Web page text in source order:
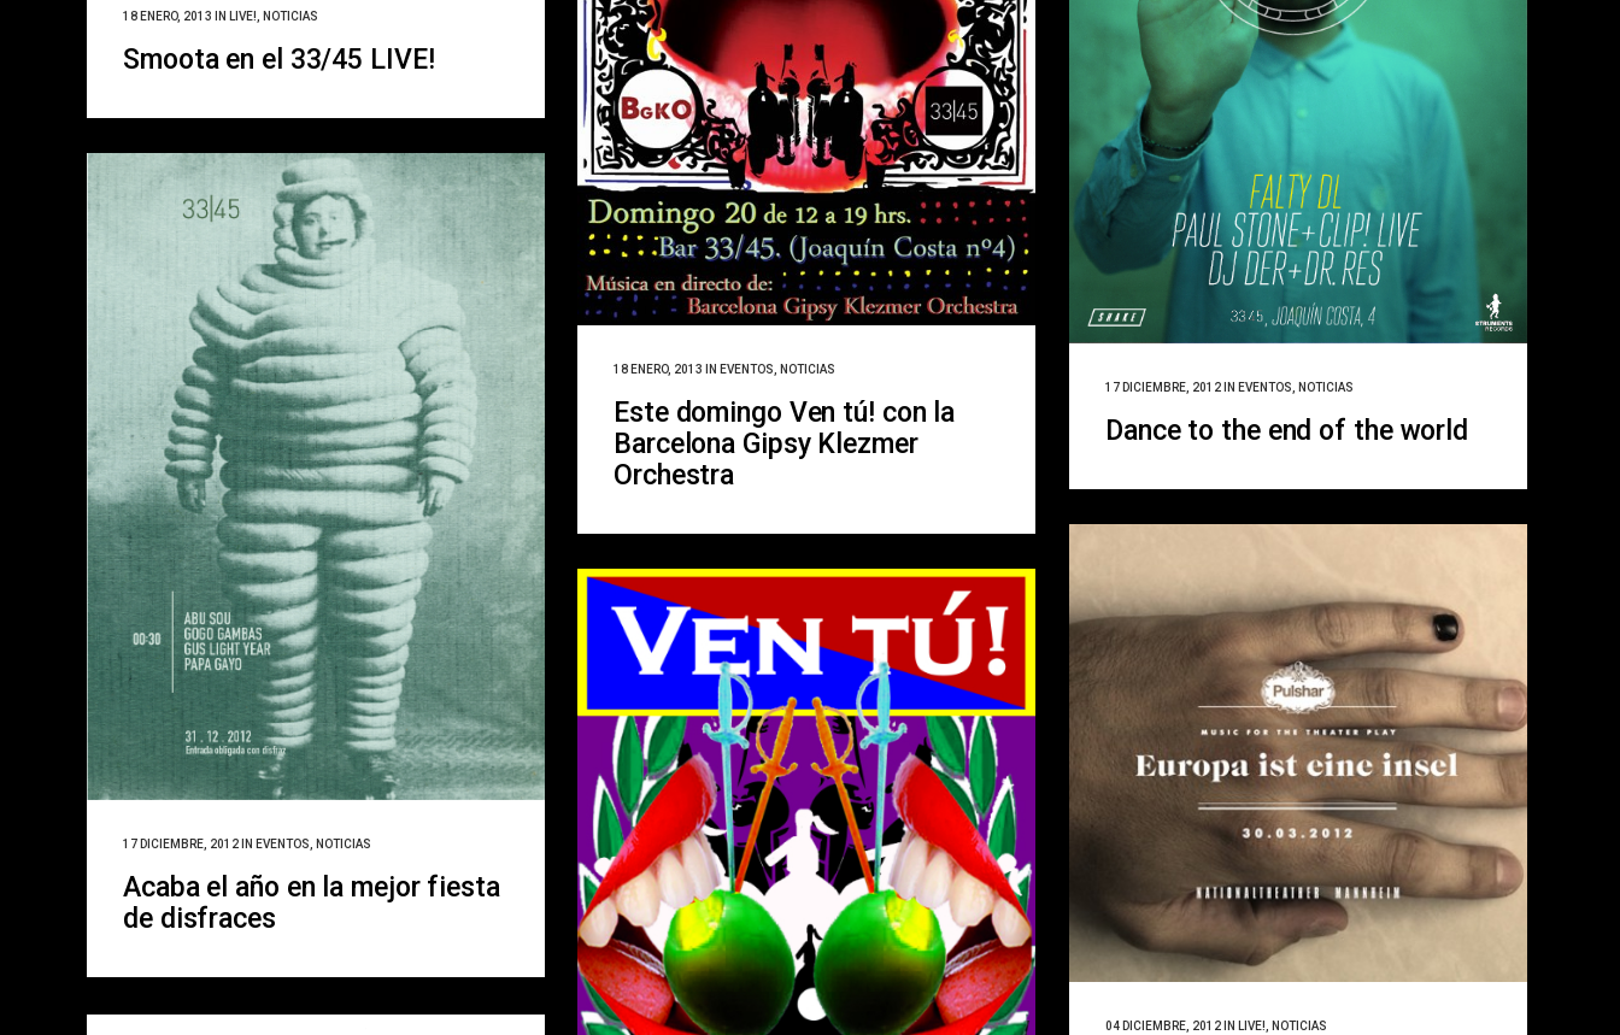
18 ENERO, 2013 IN LIVE! NOTICIAS
Smoota en el 33/45 LIVE!
18 ENERO, 2013 IN EVENTOS NOTICIAS
Este domingo Ven tú! con la
Barcelona Gipsy Klezmer
Orchestra
17 DICIEMBRE, 2012 IN EVENTOS NOTICIAS
Dance to the end of the world
17 DICIEMBRE, 2012 IN EVENTOS, NOTICIAS
Acaba el año en la mejor fiesta
de disfraces
04 DICIEMBRE, 2012 IN LIVE!, NOTICIAS